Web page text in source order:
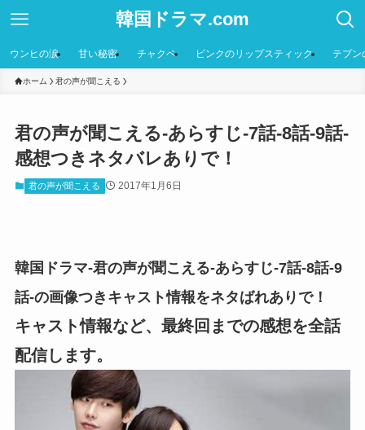
韓国ドラマ.com
ウンヒの涙 甘い秘密 チャクペ ピンクのリップスティック テプン
ホーム 君の声が聞こえる
君の声が聞こえる-あらすじ-7話-8話-9話-
感想つきネタバレありで！
君の声が聞こえる 2017年1月6日
韓国ドラマ-君の声が聞こえる-あらすじ-7話-8話-9
話-の画像つきキャスト情報をネタばれありで！
キャスト情報など、最終回までの感想を全話
配信します。